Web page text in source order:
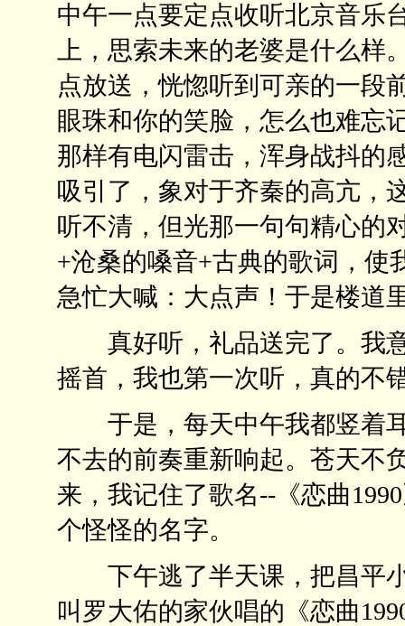
中午一点要定点收听北京音乐
上，思索未来的老婆是什么
点放送，恍惚听到可亲的一段
眼珠和你的笑脸，怎么也难
那样有电闪雷击，浑身战抖的
吸引了，象对于齐秦的高亢，
听不清，但光那一句句精心的
+沧桑的嗓音+古典的歌词，使
急忙大喊：大点声！于是楼道
真好听，礼品送完了。我意
摇首，我也第一次听，真的不
于是，每天中午我都竖着耳
不去的前奏重新响起。苍天不
来，我记住了歌名--《恋曲
个怪怪的名字。
下午逃了半天课，把昌平小
叫罗大佑的家伙唱的《恋曲